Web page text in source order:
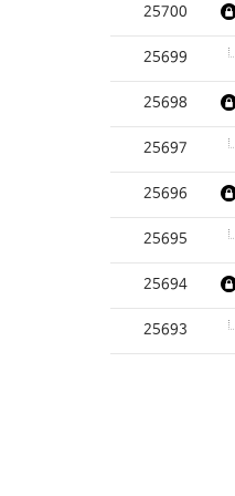
25700
25699
25698
25697
25696
25695
25694
25693